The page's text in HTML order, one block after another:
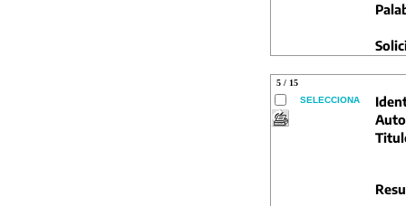
5 / 15
SELECCIONA